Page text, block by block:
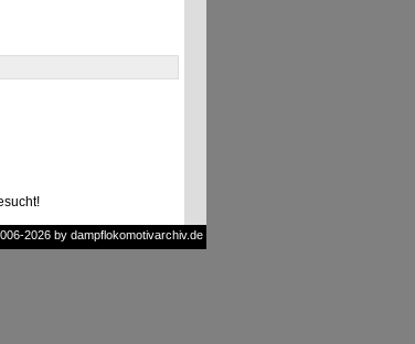
2026 by dampflokomotivarchiv.de